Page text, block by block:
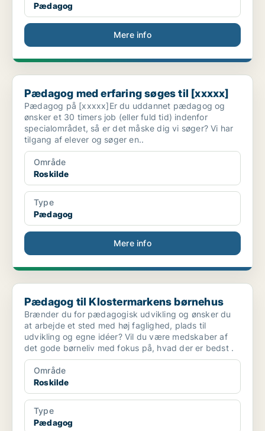
Pædagog
Mere info
Pædagog med erfaring søges til [xxxxx]
Pædagog med erfaring søges til [xxxxx]
Pædagog på [xxxxx]Er du uddannet pædagog og
ønsker et 30 timers job (eller fuld tid) indenfor
specialområdet, så er det måske dig vi søger? Vi har
tilgang af elever og søger en..
Område
Roskilde
Type
Pædagog
Mere info
Pædagog til Klostermarkens børnehus
Pædagog til Klostermarkens børnehus
Brænder du for pædagogisk udvikling og ønsker du
at arbejde et sted med høj faglighed, plads til
udvikling og egne idéer? Vil du være medskaber af
det gode børneliv med fokus på, hvad der er bedst .
Område
Roskilde
Type
Pædagog